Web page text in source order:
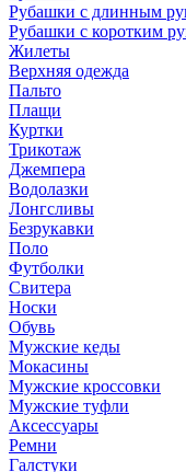
Рубашки с длинным
Рубашки с коротким
Жилеты
Верхняя одежда
Пальто
Плащи
Куртки
Трикотаж
Джемпера
Водолазки
Лонгсливы
Безрукавки
Поло
Футболки
Свитера
Носки
Обувь
Мужские кеды
Мокасины
Мужские кроссовки
Мужские туфли
Аксессуары
Ремни
Галстуки